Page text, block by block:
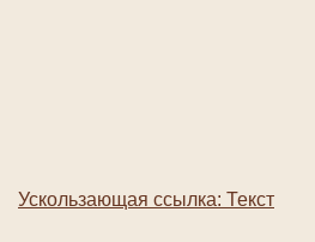
Ускользающая ссылка: Текст